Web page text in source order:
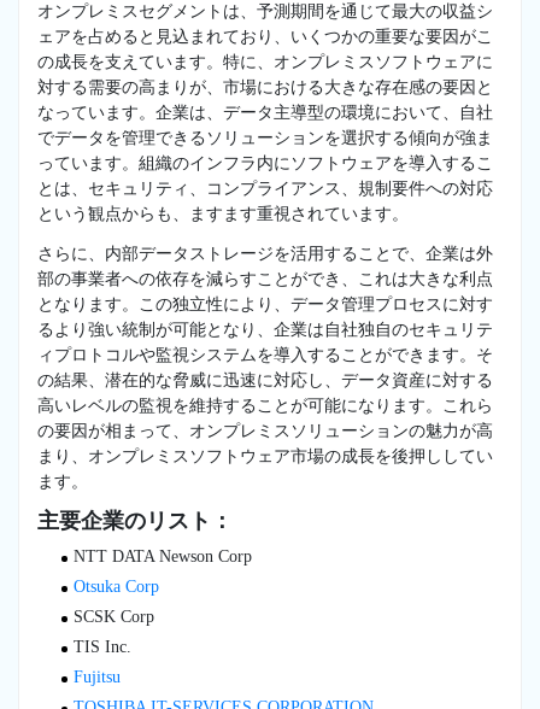
オンプレミスセグメントは、予測期間を通じて最大の収益シ
ェアを占めると見込まれており、いくつかの重要な要因がこ
の成長を支えています。特に、オンプレミスソフトウェアに
対する需要の高まりが、市場における大きな存在感の要因と
なっています。企業は、データ主導型の環境において、自社
でデータを管理できるソリューションを選択する傾向が強ま
っています。組織のインフラ内にソフトウェアを導入するこ
とは、セキュリティ、コンプライアンス、規制要件への対応
という観点からも、ますます重視されています。
さらに、内部データストレージを活用することで、企業は外
部の事業者への依存を減らすことができ、これは大きな利点
となります。この独立性により、データ管理プロセスに対す
るより強い統制が可能となり、企業は自社独自のセキュリテ
ィプロトコルや監視システムを導入することができます。そ
の結果、潜在的な脅威に迅速に対応し、データ資産に対する
高いレベルの監視を維持することが可能になります。これら
の要因が相まって、オンプレミスソリューションの魅力が高
まり、オンプレミスソフトウェア市場の成長を後押ししてい
ます。
主要企業のリスト：
NTT DATA Newson Corp
Otsuka Corp
SCSK Corp
TIS Inc.
Fujitsu